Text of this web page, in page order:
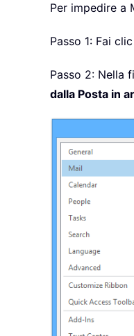
Per impedire a
Passo 1: Fai
Passo 2: Nella
dalla Posta in